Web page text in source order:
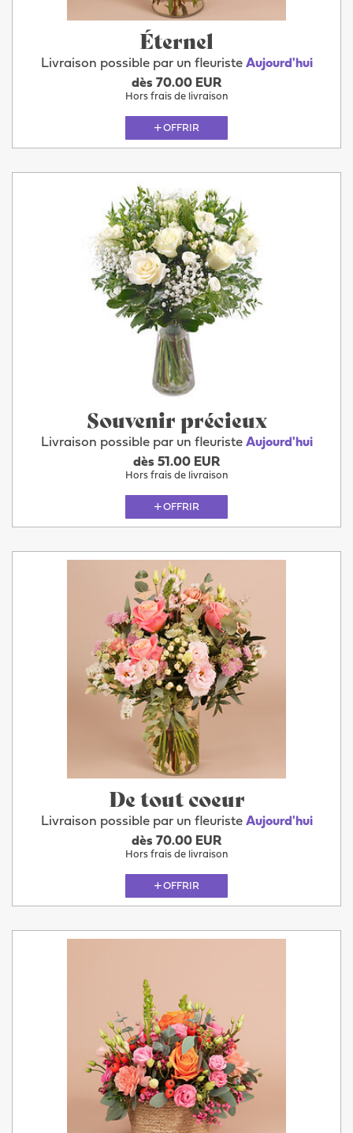
Éternel
Livraison possible par un fleuriste Aujourd'hui
dès 70.00 EUR
Hors frais de livraison
OFFRIR
Souvenir précieux
Livraison possible par un fleuriste Aujourd'hui
dès 51.00 EUR
Hors frais de livraison
OFFRIR
De tout coeur
Livraison possible par un fleuriste Aujourd'hui
dès 70.00 EUR
Hors frais de livraison
OFFRIR